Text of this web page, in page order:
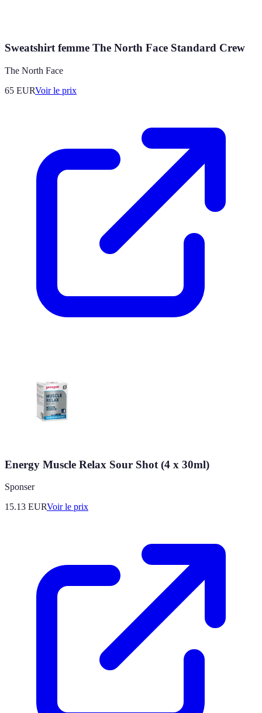
Sweatshirt femme The North Face Standard Crew
The North Face
65 EURVoir le prix
Energy Muscle Relax Sour Shot (4 x 30ml)
Sponser
15.13 EURVoir le prix